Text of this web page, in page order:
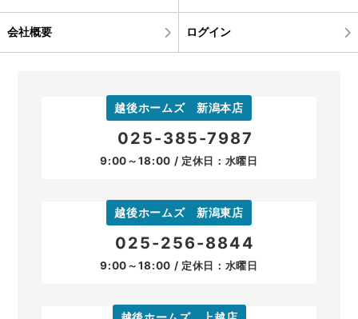
会社概要 ログイン
越後ホームズ 新潟本店
025-385-7987
9:00～18:00 / 定休日：水曜日
越後ホームズ 新潟東店
025-256-8844
9:00～18:00 / 定休日：水曜日